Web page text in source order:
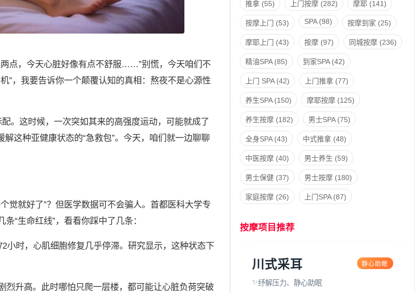
点，今天心脏好像有点不舒服……”别慌，今天咱们不
”，我要告诉你一个颠覆认知的真相：熬夜不是心源性
。这时候，一次突如其来的高强度运动，可能就成了
解这种亚健康状态的“急救包”。今天，咱们就一边聊聊
觉就好了”？但医学数据可不会骗人。首都医科大学专
“生命红线”，看看你踩中了几条：
时，心肌细胞修复几乎停滞。研究显示，这种状态下
升高。此时哪怕只爬一层楼，都可能让心脏负荷突破
推拿(55) 上门按摩(282) 摩耶(141)
按摩上门 (53) SPA(98) 按摩到家 (25)
摩耶上门 (43) 按摩(97) 同城按摩(236)
精油SPA(85) 到家SPA(42)
上门 SPA(42) 上门推拿(77)
养生SPA(150) 摩耶按摩(125)
养生按摩(182) 男士SPA(75)
全身SPA(43) 中式推拿(48)
中医按摩(40) 男士养生 (59)
男士保健(37) 男士按摩(180)
家庭按摩(26) 上门SPA(87)
按摩项目推荐
川式采耳 静心助眠
纾解压力、静心助眠